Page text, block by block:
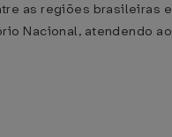
as regiões brasileiras e
Nacional, atendendo ao